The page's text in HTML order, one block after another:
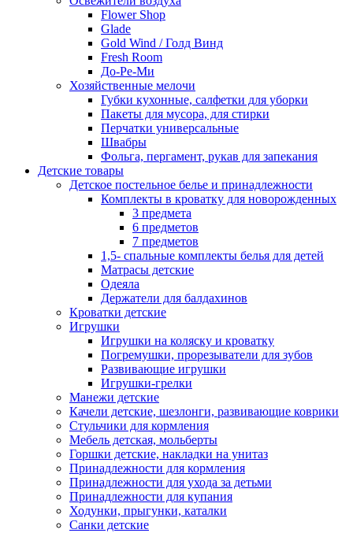
Flower Shop
Glade
Gold Wind / Голд Винд
Fresh Room
До-Ре-Ми
Хозяйственные мелочи
Губки кухонные, салфетки для уборки
Пакеты для мусора, для стирки
Перчатки универсальные
Швабры
Фольга, пергамент, рукав для запекания
Детские товары
Детское постельное белье и принадлежности
Комплекты в кроватку для новорожденных
3 предмета
6 предметов
7 предметов
1,5- спальные комплекты белья для детей
Матрасы детские
Одеяла
Держатели для балдахинов
Кроватки детские
Игрушки
Игрушки на коляску и кроватку
Погремушки, прорезыватели для зубов
Развивающие игрушки
Игрушки-грелки
Манежи детские
Качели детские, шезлонги, развивающие коврики
Стульчики для кормления
Мебель детская, мольберты
Горшки детские, накладки на унитаз
Принадлежности для кормления
Принадлежности для ухода за детьми
Принадлежности для купания
Ходунки, прыгунки, каталки
Санки детские